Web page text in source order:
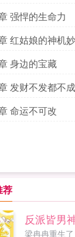
强悍的生命力
红姑娘的神机
身边的宝藏
发财不发都不成
命运不可改
荐
反派皆男
梁冉冉重生